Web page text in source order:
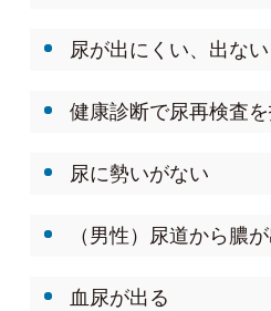
尿が出にくい、出ない
健康診断で尿再検査
尿に勢いがない
（男性）尿道から膿
血尿が出る